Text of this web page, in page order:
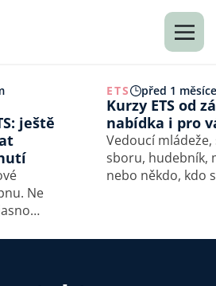
ještě
Ne
ETS před 1
Kurzy ETS od
nabídka i pro
Vedoucí
sboru, hudebník,
nebo někdo, kdo